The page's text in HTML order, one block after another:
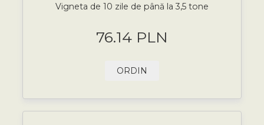
Vigneta de 10 zile de până la 3,5 tone
76.14 PLN
ORDIN